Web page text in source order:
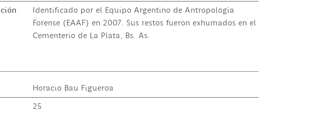
Identificado por el Equipo Argentino de Antropología
Forense (EAAF) en 2007. Sus restos fueron exhumados en el
Cementerio de La Plata, Bs. As.
Horacio Bau Figueroa
25